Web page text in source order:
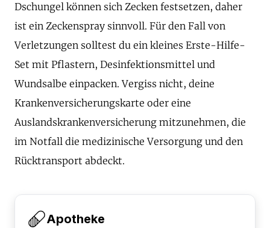
Dschungel können sich Zecken festsetzen, daher
ist ein Zeckenspray sinnvoll. Für den Fall von
Verletzungen solltest du ein kleines Erste-Hilfe-
Set mit Pflastern, Desinfektionsmittel und
Wundsalbe einpacken. Vergiss nicht, deine
Krankenversicherungskarte oder eine
Auslandskrankenversicherung mitzunehmen, die
im Notfall die medizinische Versorgung und den
Rücktransport abdeckt.
Apotheke